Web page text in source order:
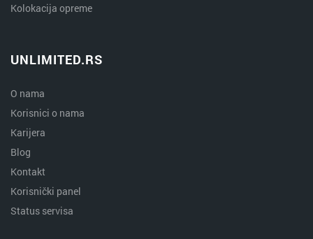
Kolokacija opreme
UNLIMITED.RS
O nama
Korisnici o nama
Karijera
Blog
Kontakt
Korisnički panel
Status servisa